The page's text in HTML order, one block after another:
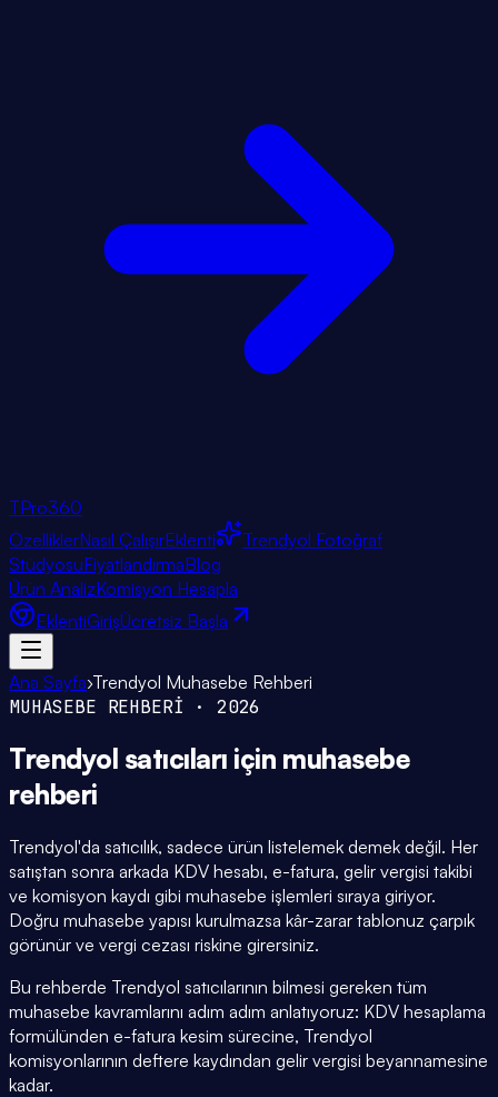
TPro360
ÖzelliklerNasıl ÇalışırEklenti
Trendyol Fotoğraf
StüdyosuFiyatlandırmaBlog
Ürün AnalizKomisyon Hesapla
EklentiGirişÜcretsiz Başla
Ana Sayfa›Trendyol Muhasebe Rehberi
MUHASEBE REHBERİ · 2026
Trendyol satıcıları için muhasebe
rehberi
Trendyol'da satıcılık, sadece ürün listelemek demek değil. Her
satıştan sonra arkada KDV hesabı, e-fatura, gelir vergisi takibi
ve komisyon kaydı gibi muhasebe işlemleri sıraya giriyor.
Doğru muhasebe yapısı kurulmazsa kâr-zarar tablonuz çarpık
görünür ve vergi cezası riskine girersiniz.
Bu rehberde Trendyol satıcılarının bilmesi gereken tüm
muhasebe kavramlarını adım adım anlatıyoruz: KDV hesaplama
formülünden e-fatura kesim sürecine, Trendyol
komisyonlarının deftere kaydından gelir vergisi beyannamesine
kadar.